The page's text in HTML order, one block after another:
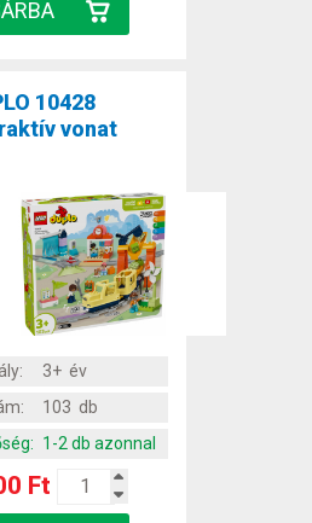
10428
vonat
3+ év
103 db
1-2 db azonnal
Ft